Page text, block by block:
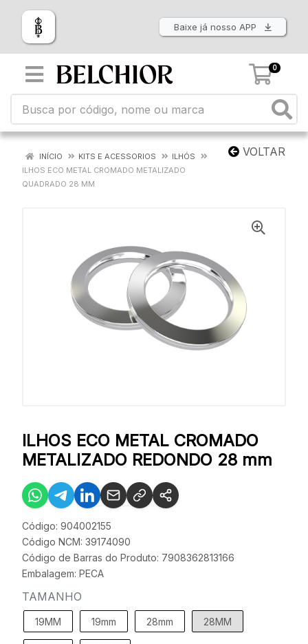
Baixe já nosso APP
0
VOLTAR
INÍCIO KITS E ACESSORIOS
ILHÓS
ILHOS ECO METAL CROMADO METALIZADO
QUADRADO 28 MM
ILHOS ECO METAL CROMADO
METALIZADO REDONDO 28 mm
Código: 904002155
Código NCM: 39174090
Código de Barras do Produto: 7908362813166
Embalagem: PECA
TAMANHO
19MM 19mm 28mm 28MM